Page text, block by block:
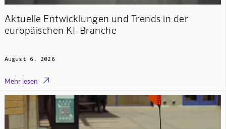
Aktuelle Entwicklungen und Trends in der
europäischen KI-Branche
August 6, 2026
Mehr lesen 